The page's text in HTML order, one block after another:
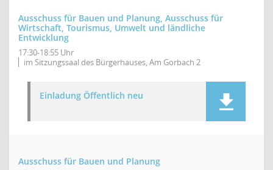
Ausschuss für Bauen und Planung, Ausschuss für
Wirtschaft, Tourismus, Umwelt und ländliche
Entwicklung
17:30-18:55 Uhr
im Sitzungssaal des Bürgerhauses, Am Gorbach 2
Einladung Öffentlich neu
Ausschuss für Bauen und Planung